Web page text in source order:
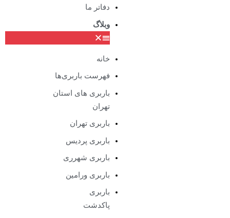
دفاتر ما
وبلاگ
خانه
فهرست باربری‌ها
باربری های استان
تهران
باربری تهران
باربری پردیس
باربری شهرری
باربری ورامین
باربری
پاکدشت